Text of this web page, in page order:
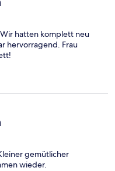
hatten komplett neu
hervorragend. Frau
gemütlicher
wieder.